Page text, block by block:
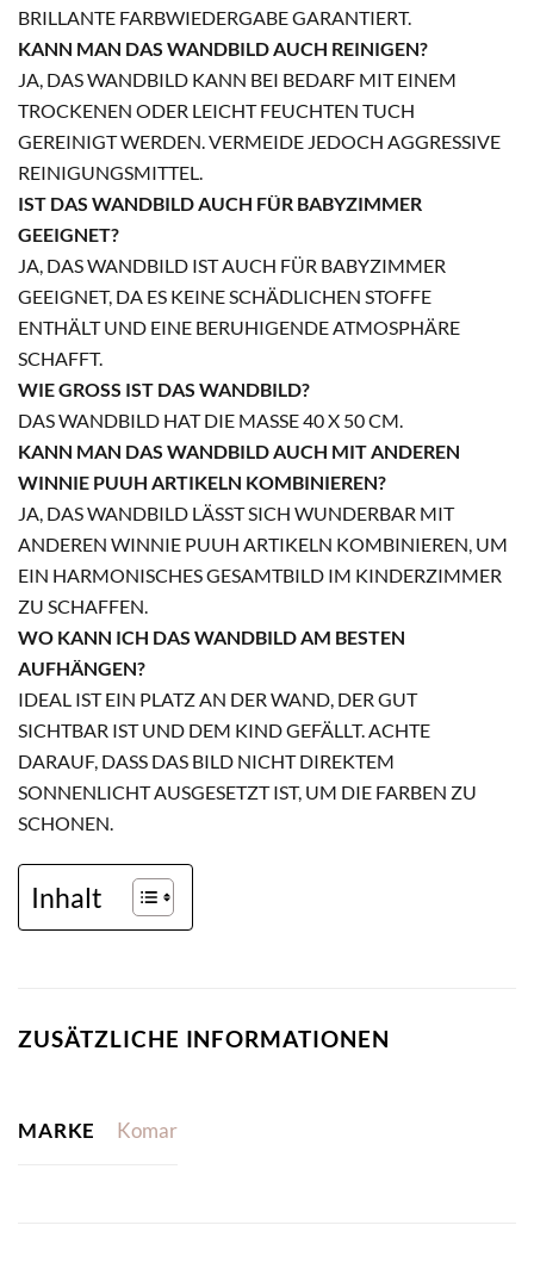
BRILLANTE FARBWIEDERGABE GARANTIERT.
KANN MAN DAS WANDBILD AUCH REINIGEN?
JA, DAS WANDBILD KANN BEI BEDARF MIT EINEM
TROCKENEN ODER LEICHT FEUCHTEN TUCH
GEREINIGT WERDEN. VERMEIDE JEDOCH AGGRESSIVE
REINIGUNGSMITTEL.
IST DAS WANDBILD AUCH FÜR BABYZIMMER
GEEIGNET?
JA, DAS WANDBILD IST AUCH FÜR BABYZIMMER
GEEIGNET, DA ES KEINE SCHÄDLICHEN STOFFE
ENTHÄLT UND EINE BERUHIGENDE ATMOSPHÄRE
SCHAFFT.
WIE GROSS IST DAS WANDBILD?
DAS WANDBILD HAT DIE MASSE 40 X 50 CM.
KANN MAN DAS WANDBILD AUCH MIT ANDEREN
WINNIE PUUH ARTIKELN KOMBINIEREN?
JA, DAS WANDBILD LÄSST SICH WUNDERBAR MIT
ANDEREN WINNIE PUUH ARTIKELN KOMBINIEREN, UM
EIN HARMONISCHES GESAMTBILD IM KINDERZIMMER
ZU SCHAFFEN.
WO KANN ICH DAS WANDBILD AM BESTEN
AUFHÄNGEN?
IDEAL IST EIN PLATZ AN DER WAND, DER GUT
SICHTBAR IST UND DEM KIND GEFÄLLT. ACHTE
DARAUF, DASS DAS BILD NICHT DIREKTEM
SONNENLICHT AUSGESETZT IST, UM DIE FARBEN ZU
SCHONEN.
Inhalt
ZUSÄTZLICHE INFORMATIONEN
MARKE Komar